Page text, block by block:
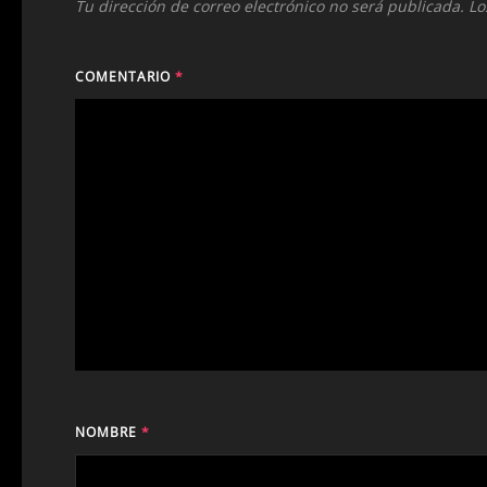
Tu dirección de correo electrónico no será publicada.
COMENTARIO *
NOMBRE *